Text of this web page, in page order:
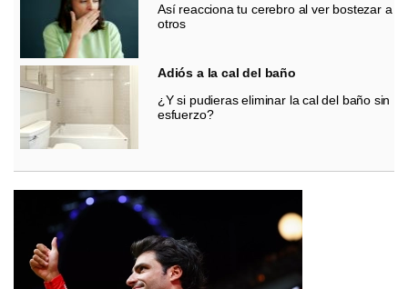
Así reacciona tu cerebro al ver bostezar a
otros
Adiós a la cal del baño
¿Y si pudieras eliminar la cal del baño sin
esfuerzo?